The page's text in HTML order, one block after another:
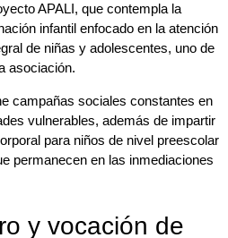
APALI, que contempla la
infantil enfocado en la atención
de niñas y adolescentes, uno de
asociación.
campañas sociales constantes en
vulnerables, además de impartir
para niños de nivel preescolar
permanecen en las inmediaciones
y vocación de